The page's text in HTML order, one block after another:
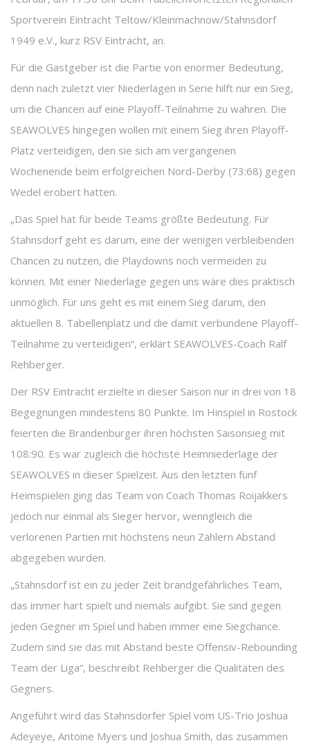
Sportverein Eintracht Teltow/Kleinmachnow/Stahnsdorf
1949 e.V., kurz RSV Eintracht, an.
Für die Gastgeber ist die Partie von enormer Bedeutung,
denn nach zuletzt vier Niederlagen in Serie hilft nur ein Sieg,
um die Chancen auf eine Playoff-Teilnahme zu wahren. Die
SEAWOLVES hingegen wollen mit einem Sieg ihren Playoff-
Platz verteidigen, den sie sich am vergangenen
Wochenende beim erfolgreichen Nord-Derby (73:68) gegen
Wedel erobert hatten.
„Das Spiel hat für beide Teams größte Bedeutung. Für
Stahnsdorf geht es darum, eine der wenigen verbleibenden
Chancen zu nutzen, die Playdowns noch vermeiden zu
können. Mit einer Niederlage gegen uns wäre dies praktisch
unmöglich. Für uns geht es mit einem Sieg darum, den
aktuellen 8. Tabellenplatz und die damit verbundene Playoff-
Teilnahme zu verteidigen“, erklärt SEAWOLVES-Coach Ralf
Rehberger.
Der RSV Eintracht erzielte in dieser Saison nur in drei von 18
Begegnungen mindestens 80 Punkte. Im Hinspiel in Rostock
feierten die Brandenburger ihren höchsten Saisonsieg mit
108:90. Es war zugleich die höchste Heimniederlage der
SEAWOLVES in dieser Spielzeit. Aus den letzten fünf
Heimspielen ging das Team von Coach Thomas Roijakkers
jedoch nur einmal als Sieger hervor, wenngleich die
verlorenen Partien mit höchstens neun Zählern Abstand
abgegeben wurden.
„Stahnsdorf ist ein zu jeder Zeit brandgefährliches Team,
das immer hart spielt und niemals aufgibt. Sie sind gegen
jeden Gegner im Spiel und haben immer eine Siegchance.
Zudem sind sie das mit Abstand beste Offensiv-Rebounding
Team der Liga“, beschreibt Rehberger die Qualitäten des
Gegners.
Angeführt wird das Stahnsdorfer Spiel vom US-Trio Joshua
Adeyeye, Antoine Myers und Joshua Smith, das zusammen